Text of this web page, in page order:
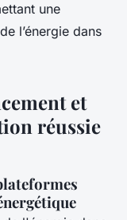
une
l’énergie dans
et
réussie